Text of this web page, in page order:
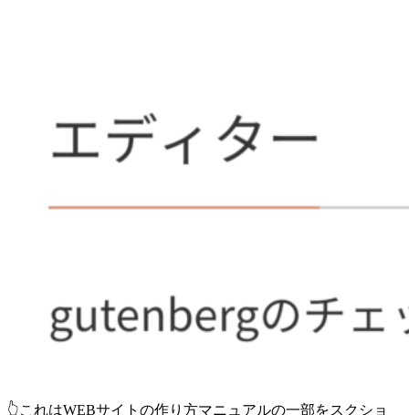
👆これはWEBサイトの作り方マニュアルの一部をスクショ